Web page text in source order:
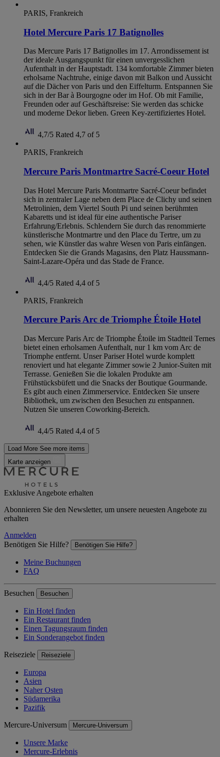
PARIS, Frankreich
Hotel Mercure Paris 17 Batignolles
Das Mercure Paris 17 Batignolles im 17. Arrondissement ist
der ideale Ausgangspunkt für einen unvergesslichen
Aufenthalt in der Hauptstadt. 134 komfortable Zimmer bieten
erholsame Nachtruhe, einige davon mit Balkon und Aussicht
auf die Dächer von Paris und den Eiffelturm. Entspannen Sie
sich in der Bar à Bourgogne oder im Hof. Ob mit Familie,
Freunden oder auf Geschäftsreise: Sie werden das schicke
und moderne Dekor lieben. Green Key-zertifiziertes Hotel.
4,7/5 Rated 4,7 of 5
PARIS, Frankreich
Mercure Paris Montmartre Sacré-Coeur Hotel
Das Hotel Mercure Paris Montmartre Sacré-Coeur befindet
sich in zentraler Lage neben dem Place de Clichy und seinen
Metrolinien, dem Viertel South Pi und seinen berühmten
Kabaretts und ist ideal für eine authentische Pariser
Erfahrung/Erlebnis. Schlendern Sie durch das renommierte
künstlerische Montmartre und den Place du Tertre, um zu
sehen, wie Künstler das wahre Wesen von Paris einfängen.
Entdecken Sie die Grands Magasins, den Platz Haussmann-
Saint-Lazare-Opéra und das Stade de France.
4,4/5 Rated 4,4 of 5
PARIS, Frankreich
Mercure Paris Arc de Triomphe Étoile Hotel
Das Mercure Paris Arc de Triomphe Étoile im Stadtteil Ternes
bietet einen erholsamen Aufenthalt, nur 1 km vom Arc de
Triomphe entfernt. Unser Pariser Hotel wurde komplett
renoviert und hat elegante Zimmer sowie 2 Junior-Suiten mit
Terrasse. Genießen Sie die lokalen Produkte am
Frühstücksbüfett und die Snacks der Boutique Gourmande.
Es gibt auch einen Zimmerservice. Entdecken Sie unsere
Bibliothek, um zwischen den Besuchen zu entspannen.
Nutzen Sie unseren Coworking-Bereich.
4,4/5 Rated 4,4 of 5
Load More See more items
Karte anzeigen
Exklusive Angebote erhalten
Abonnieren Sie den Newsletter, um unsere neuesten Angebote zu
erhalten
Anmelden
Benötigen Sie Hilfe?
Benötigen Sie Hilfe?
Meine Buchungen
FAQ
Besuchen Besuchen
Ein Hotel finden
Ein Restaurant finden
Einen Tagungsraum finden
Ein Sonderangebot finden
Reiseziele Reiseziele
Europa
Asien
Naher Osten
Südamerika
Pazifik
Mercure-Universum Mercure-Universum
Unsere Marke
Mercure-Erlebnis